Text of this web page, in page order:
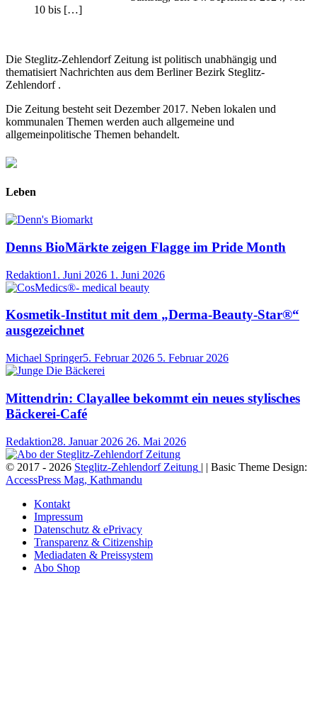
10 bis […]
Die Steglitz-Zehlendorf Zeitung ist politisch unabhängig und
thematisiert Nachrichten aus dem Berliner Bezirk Steglitz-
Zehlendorf .
Die Zeitung besteht seit Dezember 2017. Neben lokalen und
kommunalen Themen werden auch allgemeine und
allgemeinpolitische Themen behandelt.
Leben
Denns BioMärkte zeigen Flagge im Pride Month
Redaktion1. Juni 2026 1. Juni 2026
Kosmetik-Institut mit dem „Derma-Beauty-Star®“
ausgezeichnet
Michael Springer5. Februar 2026 5. Februar 2026
Mittendrin: Clayallee bekommt ein neues stylisches
Bäckerei-Café
Redaktion28. Januar 2026 26. Mai 2026
© 2017 - 2026 Steglitz-Zehlendorf Zeitung | | Basic Theme Design:
AccessPress Mag, Kathmandu
Kontakt
Impressum
Datenschutz & ePrivacy
Transparenz & Citizenship
Mediadaten & Preissystem
Abo Shop